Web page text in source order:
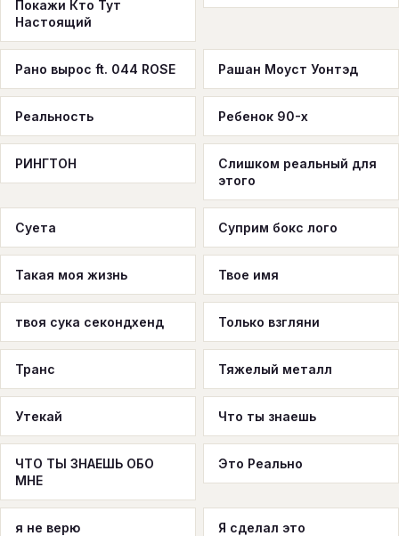
Покажи Кто Тут
Настоящий
Рано вырос ft. 044 ROSE Рашан Моуст Уонтэд
Реальность Ребенок 90-х
РИНГТОН
Слишком реальный для
этого
Суета Суприм бокс лого
Такая моя жизнь Твое имя
твоя сука секондхенд Только взгляни
Транс Тяжелый металл
Утекай Что ты знаешь
ЧТО ТЫ ЗНАЕШЬ ОБО
МНЕ
Это Реально
я не верю Я сделал это